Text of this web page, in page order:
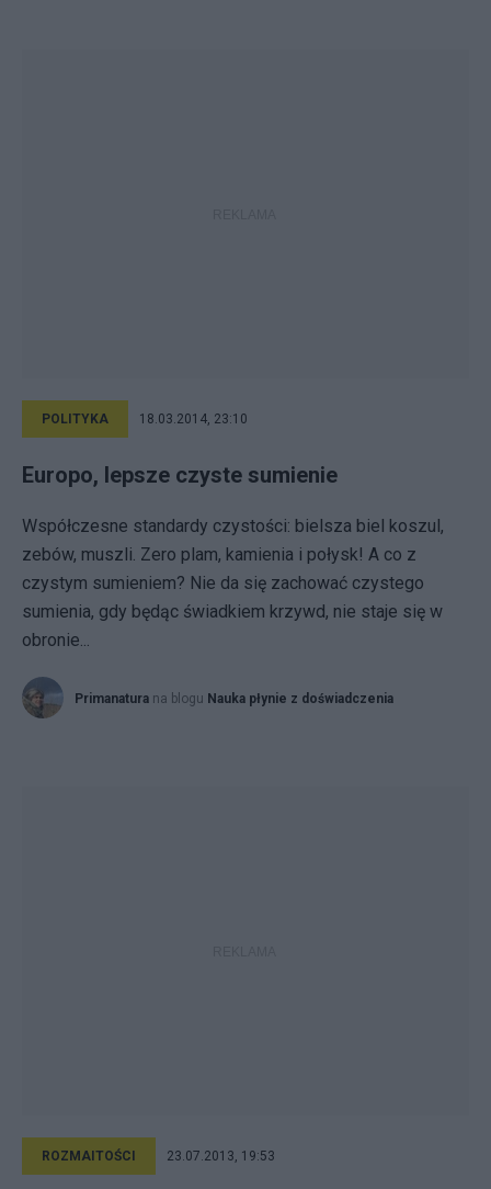
POLITYKA 18.03.2014, 23:10
Europo, lepsze czyste sumienie
Współczesne standardy czystości: bielsza biel koszul,
zebów, muszli. Zero plam, kamienia i połysk! A co z
czystym sumieniem? Nie da się zachować czystego
sumienia, gdy będąc świadkiem krzywd, nie staje się w
obronie...
Primanatura na blogu Nauka płynie z doświadczenia
ROZMAITOŚCI 23.07.2013, 19:53